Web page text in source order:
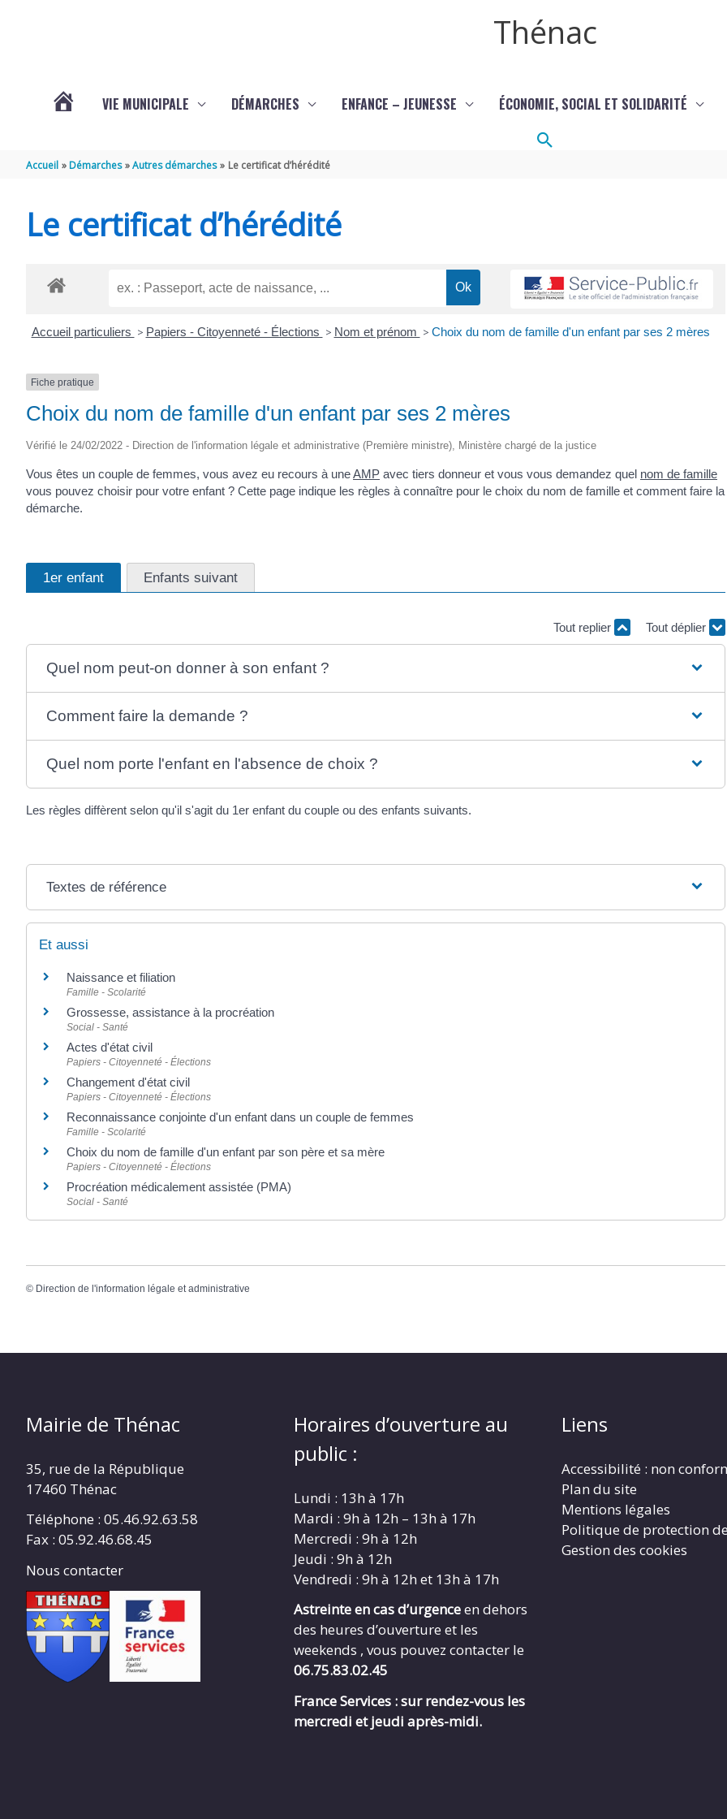
Thénac
THÉNAC
VIE MUNICIPALE DÉMARCHES ENFANCE – JEUNESSE ÉCONOMIE, SOCIAL ET SOLIDARITÉ
Rechercher
Accueil Démarches Autres démarches Le certificat d’hérédité
Le certificat d’hérédité
Accueil particuliers > Papiers - Citoyenneté - Élections > Nom et prénom > Choix du nom de famille d'un enfant par ses 2 mères
Fiche pratique
Choix du nom de famille d'un enfant par ses 2 mères
Vérifié le 24/02/2022 - Direction de l'information légale et administrative (Première ministre), Ministère chargé de la justice
Vous êtes un couple de femmes, vous avez eu recours à uneAMP avec tiers donneur et vous vous demandez quel nom de famille
vous pouvez choisir pour votre enfant ? Cette page indique les règles à connaître pour le choix du nom de famille et comment faire la
démarche.
1er enfant Enfants suivant
Tout replier Tout déplier
Quel nom peut-on donner à son enfant ?
Comment faire la demande ?
Quel nom porte l'enfant en l'absence de choix ?
Les règles diffèrent selon qu'il s'agit du 1er enfant du couple ou des enfants suivants.
Textes de référence
Et aussi
Naissance et filiation
Famille - Scolarité
Grossesse, assistance à la procréation
Social - Santé
Actes d'état civil
Papiers - Citoyenneté - Élections
Changement d'état civil
Papiers - Citoyenneté - Élections
Reconnaissance conjointe d'un enfant dans un couple de femmes
Famille - Scolarité
Choix du nom de famille d'un enfant par son père et sa mère
Papiers - Citoyenneté - Élections
Procréation médicalement assistée (PMA)
Social - Santé
© Direction de l'information légale et administrative
Mairie de Thénac
35, rue de la République
17460 Thénac
Téléphone : 05.46.92.63.58
Fax : 05.92.46.68.45
Nous contacter
Horaires d’ouverture au
public :
Lundi : 13h à 17h
Mardi : 9h à 12h – 13h à 17h
Mercredi : 9h à 12h
Jeudi : 9h à 12h
Vendredi : 9h à 12h et 13h à 17h
Astreinte en cas d’urgenceen dehors
des heures d’ouverture et les
weekends , vous pouvez contacter le
06.75.83.02.45
France Services : sur rendez-vous les
mercredi et jeudi après-midi.
Liens
Accessibilité : non
Plan du site
Mentions légales
Politique de protection
Gestion des cookies